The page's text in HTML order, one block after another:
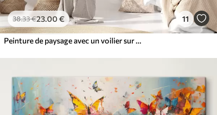
38.33€23.00 € 11
Peinture de paysage avec un voilier sur une mer calme, ciel orange et jaune, montagnes lointaines